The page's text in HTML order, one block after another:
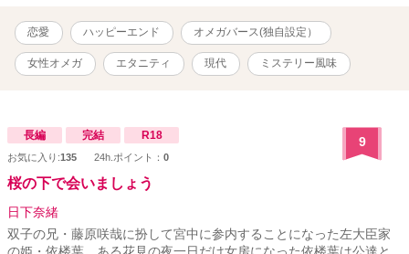
恋愛 ハッピーエンド オメガバース(独自設定）
女性オメガ エタニティ 現代 ミステリー風味
長編 完結 R18
お気に入り:135 24h.ポイント： 0
9
桜の下で会いましょう
日下奈緒
双子の兄・藤原咲哉に扮して宮中に参内することになった左大臣家
の姫・依楼葉。ある花見の夜一日だけ女房になった依楼葉は公達と